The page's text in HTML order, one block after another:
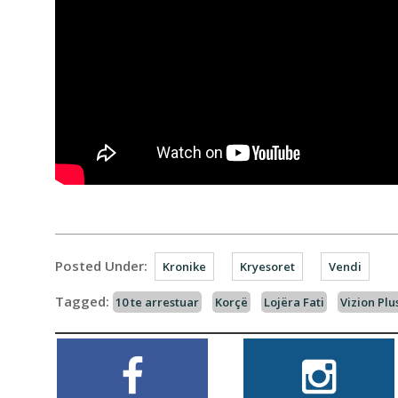
Posted Under: Kronike Kryesoret Vendi
Tagged: 10 te arrestuar Korçë Lojëra Fati Vizion